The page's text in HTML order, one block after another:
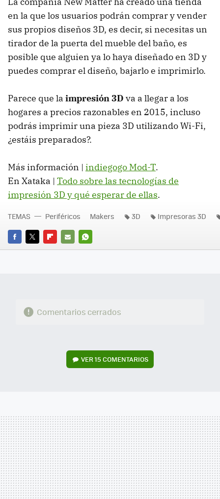
en la que los usuarios podrán comprar y vender
sus propios diseños 3D, es decir, si necesitas un
tirador de la puerta del mueble del baño, es
posible que alguien ya lo haya diseñado en 3D y
puedes comprar el diseño, bajarlo e imprimirlo.
Parece que la impresión 3D va a llegar a los
hogares a precios razonables en 2015, incluso
podrás imprimir una pieza 3D utilizando Wi-Fi,
¿estáis preparados?.
Más información | indiegogo Mod-T.
En Xataka | Todo sobre las tecnologías de
impresión 3D y qué esperar de ellas.
FACEBOOK
TWITTERFLIPBOARD
E-
WHATSAPP
TEMAS Periféricos Makers 3D Impresoras 3D
Comentarios cerrados
VER15 COMENTARIOS